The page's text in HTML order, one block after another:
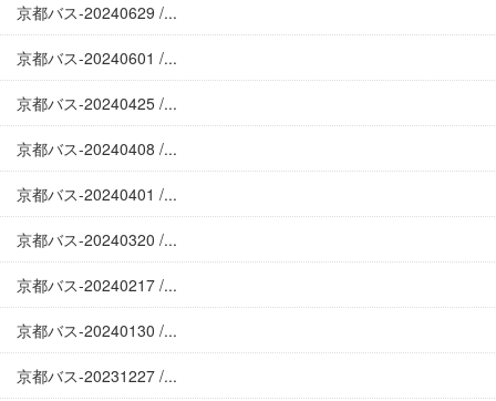
京都バス-20240629 /...
京都バス-20240601 /...
京都バス-20240425 /...
京都バス-20240408 /...
京都バス-20240401 /...
京都バス-20240320 /...
京都バス-20240217 /...
京都バス-20240130 /...
京都バス-20231227 /...